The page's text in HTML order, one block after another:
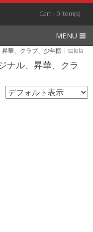
Cart - 0 item(s)
MENU
華、クラブ、少年団 | salela
ナル、昇華、クラ